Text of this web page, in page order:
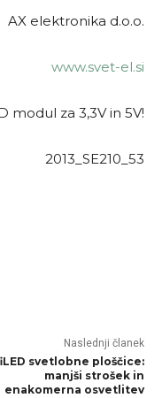
AX elektronika d.o.o.
www.svet-el.si
modul za 3,3V in 5V!
2013_SE210_53
Naslednji članek
svetlobne ploščice:
manjši strošek in
enakomerna osvetlitev